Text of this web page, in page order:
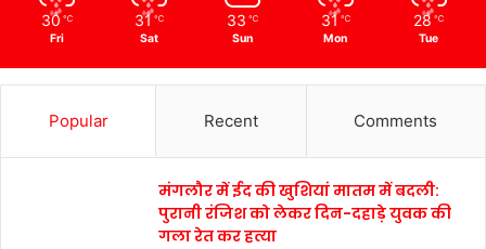
30 ℃
Fri
31 ℃
Sat
33 ℃
Sun
31 ℃
Mon
28 ℃
Tue
Popular Recent Comments
मंगलौर में ईद की खुशियां मातम में बदली:
पुरानी रंजिश को लेकर दिन-दहाड़े युवक की
गला रेत कर हत्या